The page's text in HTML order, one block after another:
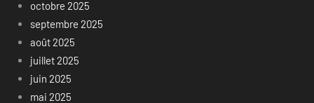
octobre 2025
septembre 2025
août 2025
juillet 2025
juin 2025
mai 2025